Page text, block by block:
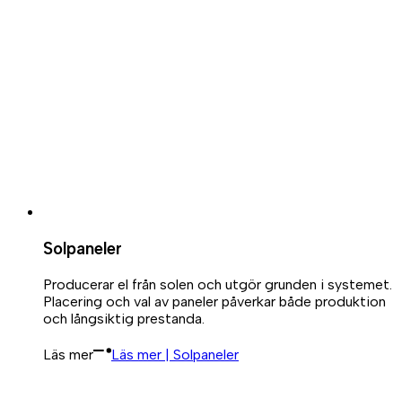
Solpaneler
Producerar el från solen och utgör grunden i systemet.
Placering och val av paneler påverkar både produktion
och långsiktig prestanda.
Läs mer Läs mer | Solpaneler